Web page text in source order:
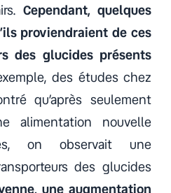
Cependant, quelques
proviendraient de ces
des glucides présents
des études chez
qu’après seulement
alimentation nouvelle
on observait une
des glucides